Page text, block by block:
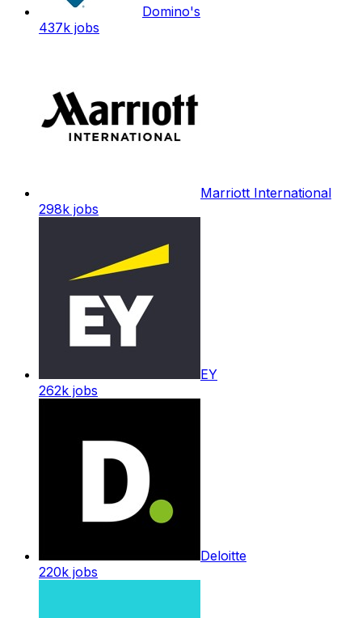
Domino's
437k jobs
Marriott International
298k jobs
EY
262k jobs
Deloitte
220k jobs